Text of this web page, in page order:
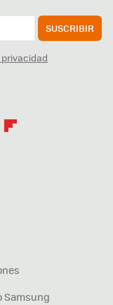
SUSCRIBIR
Samsung